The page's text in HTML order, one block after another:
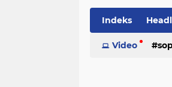
Indeks
Video